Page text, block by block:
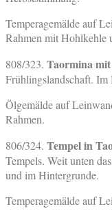
Temperagemälde auf
Rahmen mit Hohlkehle
808/323. Taormina
Frühlingslandschaft. Im
Ölgemälde auf
Rahmen.
806/324. Tempel in
Tempels. Weit unten
und im Hintergrunde.
Temperagemälde auf